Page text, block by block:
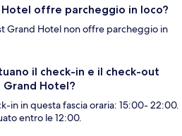
offre parcheggio in loco?
Grand Hotel non offre parcheggio in
il check-in e il check-out
Grand Hotel?
in in questa fascia oraria: 15:00- 22:00.
entro le 12:00.